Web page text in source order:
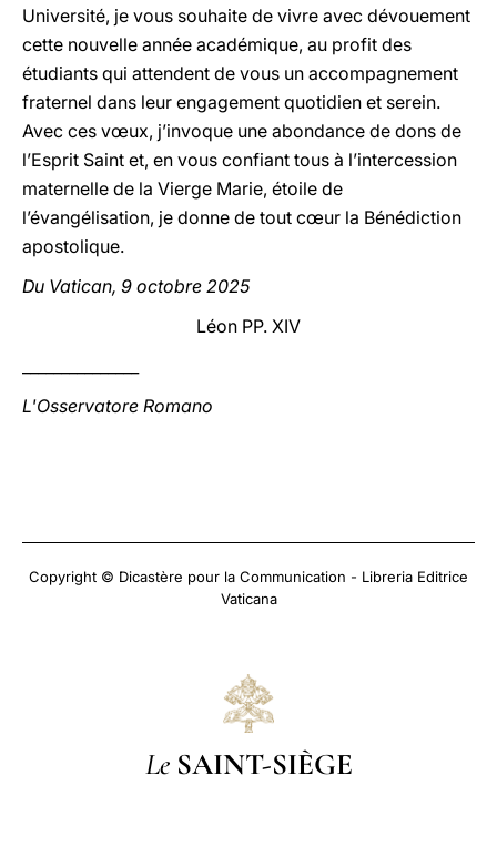
Université, je vous souhaite de vivre avec dévouement
cette nouvelle année académique, au profit des
étudiants qui attendent de vous un accompagnement
fraternel dans leur engagement quotidien et serein.
Avec ces vœux, j’invoque une abondance de dons de
l’Esprit Saint et, en vous confiant tous à l’intercession
maternelle de la Vierge Marie, étoile de
l’évangélisation, je donne de tout cœur la Bénédiction
apostolique.
Du Vatican, 9 octobre 2025
Léon PP. XIV
L'Osservatore Romano
Copyright © Dicastère pour la Communication - Libreria Editrice
Vaticana
Le SAINT-SIÈGE